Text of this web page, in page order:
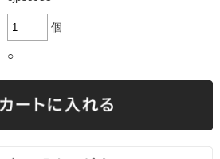
個
○